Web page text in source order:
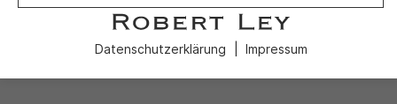
Datenschutzerklärung Impressum